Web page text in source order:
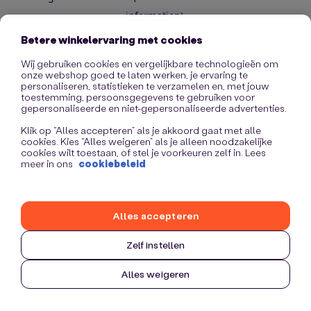
information).
Betere winkelervaring met cookies
Wij gebruiken cookies en vergelijkbare technologieën om
onze webshop goed te laten werken, je ervaring te
personaliseren, statistieken te verzamelen en, met jouw
toestemming, persoonsgegevens te gebruiken voor
gepersonaliseerde en niet-gepersonaliseerde advertenties.
Klik op “Alles accepteren” als je akkoord gaat met alle
cookies. Kies “Alles weigeren” als je alleen noodzakelijke
cookies wilt toestaan, of stel je voorkeuren zelf in. Lees
meer in ons cookiebeleid
Zelf instellen
Alles weigeren
Alles accepteren